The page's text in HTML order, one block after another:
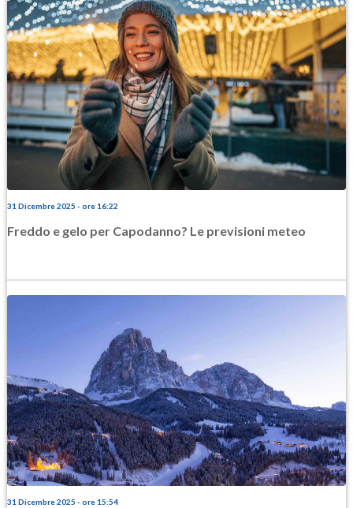
31 Dicembre 2025 - ore 16:22
Freddo e gelo per Capodanno? Le previsioni meteo
31 Dicembre 2025 - ore 15:54